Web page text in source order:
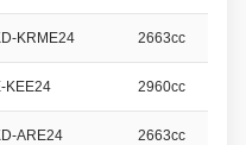
KRME24 2663cc
KEE24 2960cc
ARE24 2663cc